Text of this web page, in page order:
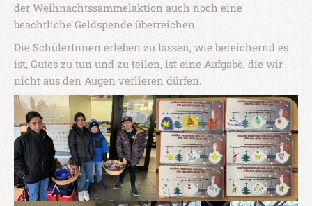
der Weihnachtssammelaktion auch noch eine
beachtliche Geldspende überreichen.
Die SchülerInnen erleben zu lassen, wie bereichernd es
ist, Gutes zu tun und zu teilen, ist eine Aufgabe, die wir
nicht aus den Augen verlieren dürfen.